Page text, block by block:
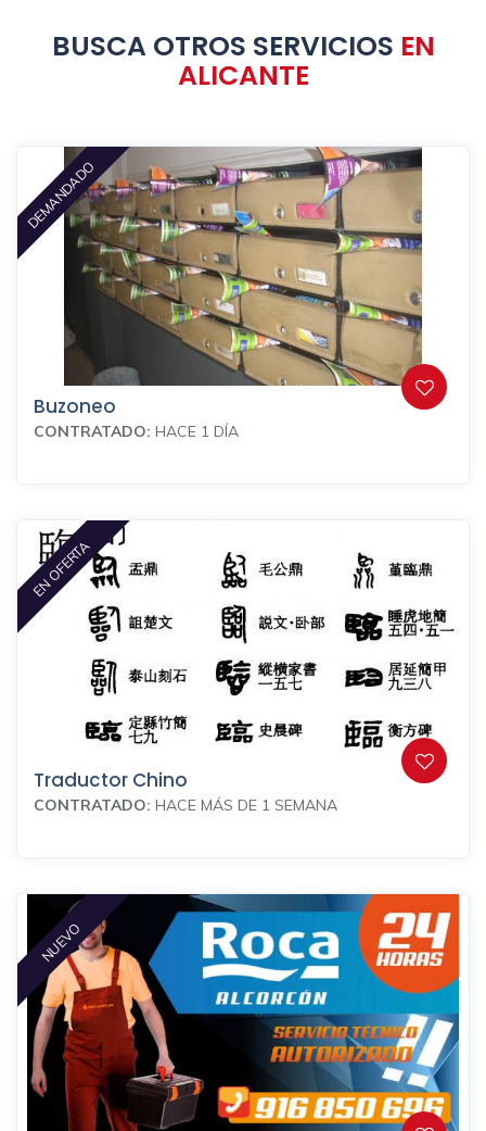
BUSCA OTROS SERVICIOS EN
ALICANTE
DEMANDADO
Buzoneo
CONTRATADO: HACE 1 DÍA
EN OFERTA
Traductor Chino
CONTRATADO: HACE MÁS DE 1 SEMANA
NUEVO